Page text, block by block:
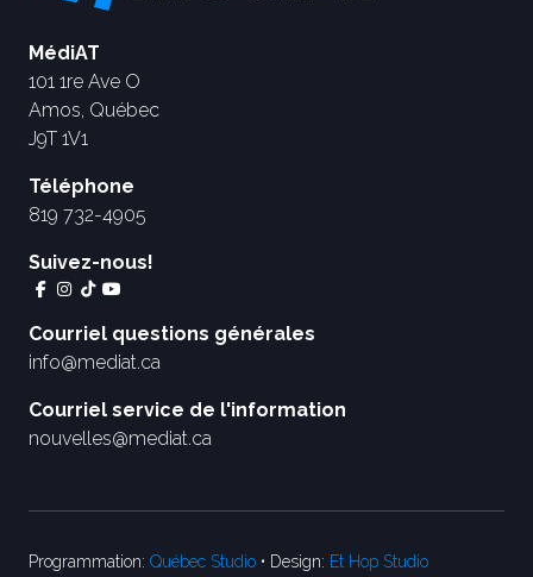
MédiAT
101 1re Ave O
Amos, Québec
J9T 1V1
Téléphone
819 732-4905
Suivez-nous!
Courriel questions générales
info@mediat.ca
Courriel service de l'information
nouvelles@mediat.ca
Programmation: Québec Studio • Design: Et Hop Studio